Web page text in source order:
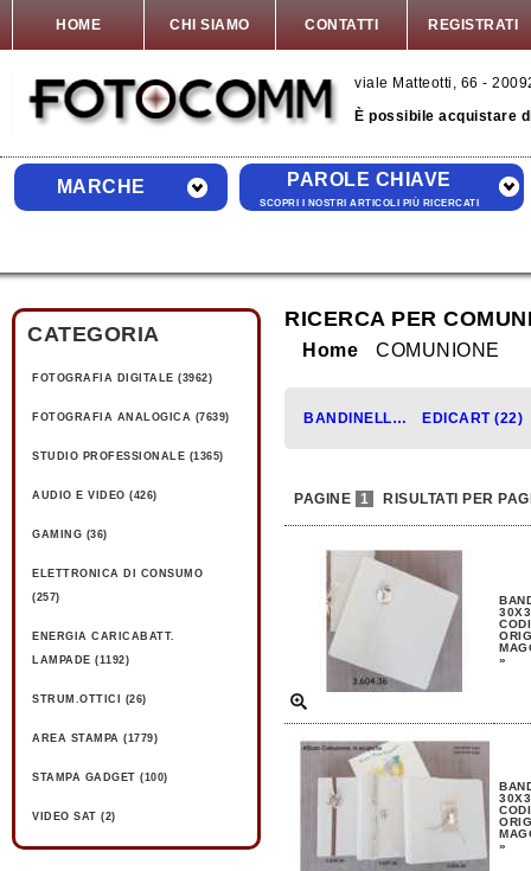
HOME CHI SIAMO CONTATTI REGISTRATI
viale Matteotti, 66 -
È possibile acquistare
MARCHE PAROLE CHIAVE
SCOPRI I NOSTRI ARTICOLI PIÙ RICERCATI
CATEGORIA
FOTOGRAFIA DIGITALE (3962)
FOTOGRAFIA ANALOGICA (7639)
STUDIO PROFESSIONALE (1365)
AUDIO E VIDEO (426)
GAMING (36)
ELETTRONICA DI CONSUMO
(257)
ENERGIA CARICABATT.
LAMPADE (1192)
STRUM.OTTICI (26)
AREA STAMPA (1779)
STAMPA GADGET (100)
VIDEO SAT (2)
RICERCA PER
Home COMUNIONE
BANDINELLI (10) EDICART (22)
PAGINE 1 RISULTATI PER
»
»